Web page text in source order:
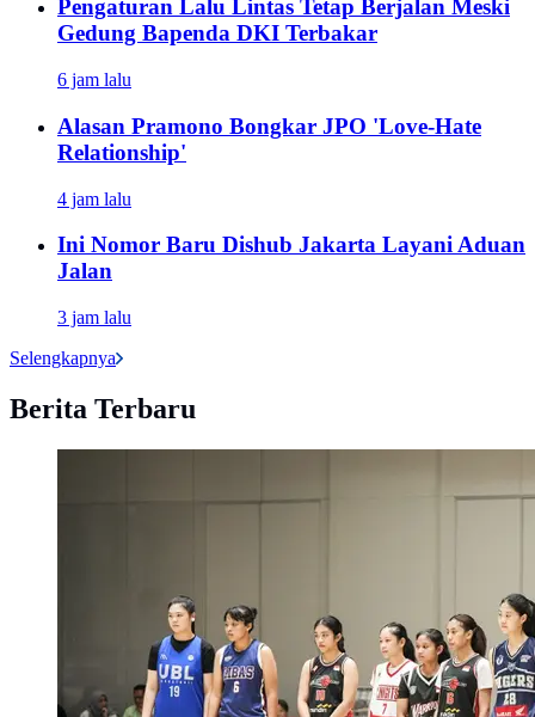
Pengaturan Lalu Lintas Tetap Berjalan Meski
Gedung Bapenda DKI Terbakar
6 jam lalu
Alasan Pramono Bongkar JPO 'Love-Hate
Relationship'
4 jam lalu
Ini Nomor Baru Dishub Jakarta Layani Aduan
Jalan
3 jam lalu
Selengkapnya
Berita Terbaru